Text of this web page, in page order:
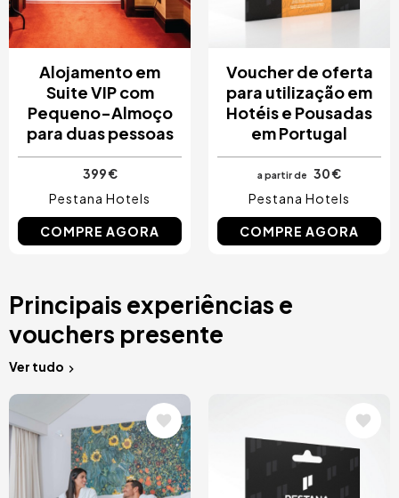
Alojamento em
Suite VIP com
Pequeno-Almoço
para duas pessoas
399 €
Pestana Hotels
COMPRE AGORA
Voucher de oferta
para utilização em
Hotéis e Pousadas
em Portugal
a partir de
30 €
Pestana Hotels
COMPRE AGORA
Principais experiências e
vouchers presente
Ver tudo
Imagem